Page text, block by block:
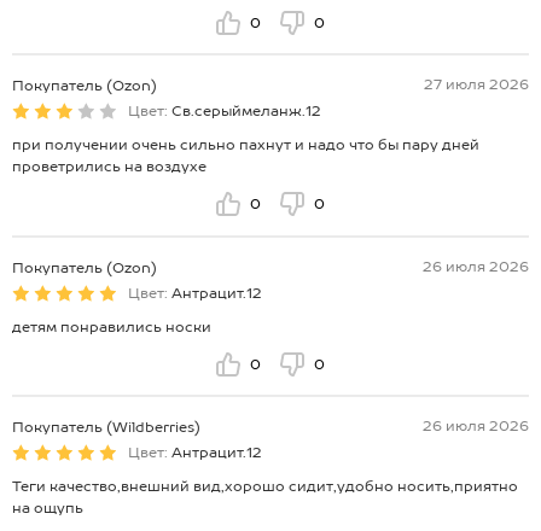
0 0
Покупатель (Ozon)
27 июля 2026
Цвет: Св.серыймеланж.12
при получении очень сильно пахнут и надо что бы пару дней
проветрились на воздухе
0 0
Покупатель (Ozon)
26 июля 2026
Цвет: Антрацит.12
детям понравились носки
0 0
Покупатель (Wildberries)
26 июля 2026
Цвет: Антрацит.12
Теги качество,внешний вид,хорошо сидит,удобно носить,приятно
на ощупь